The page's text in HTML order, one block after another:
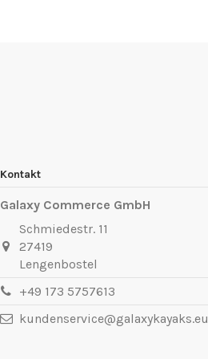
Kontakt
Galaxy Commerce GmbH
Schmiedestr. 11
27419
Lengenbostel
+49 173 5757613
kundenservice@galaxykayaks.eu